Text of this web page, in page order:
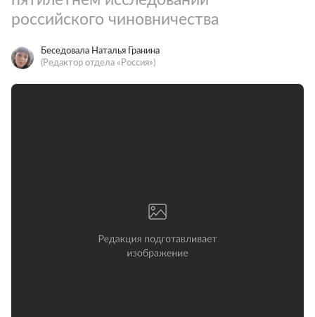
российского чиновничества
Беседовала Наталья Гранина
(Редактор отдела «Россия»)